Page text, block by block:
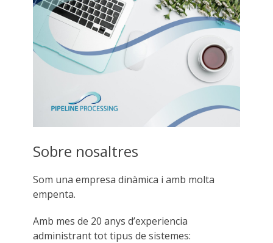
Sobre nosaltres
Som una empresa dinàmica i amb molta
empenta.
Amb mes de 20 anys d’experiencia
administrant tot tipus de sistemes: